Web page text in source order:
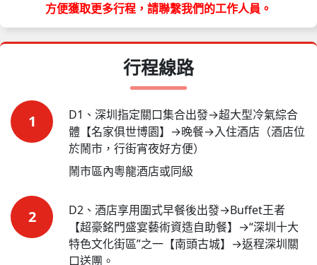
方便獲取更多行程，請聯繫我們的工作人員。
行程線路
1
D1、深圳指定關口集合出發‌→超大型冷氣綜合
體【名家俱世博園】‌→晚餐→入住酒店（酒店位
於鬧市，行街宵夜好方便）
鬧市區內粵龍酒店或同級
2
D2、酒店享用圍式早餐後出發→Buffet王者
【超豪銘門盛宴藝術資造自助餐】‌→“深圳十大
特色文化街區”之一【南頭古城】‌→返程深圳關
口送團。